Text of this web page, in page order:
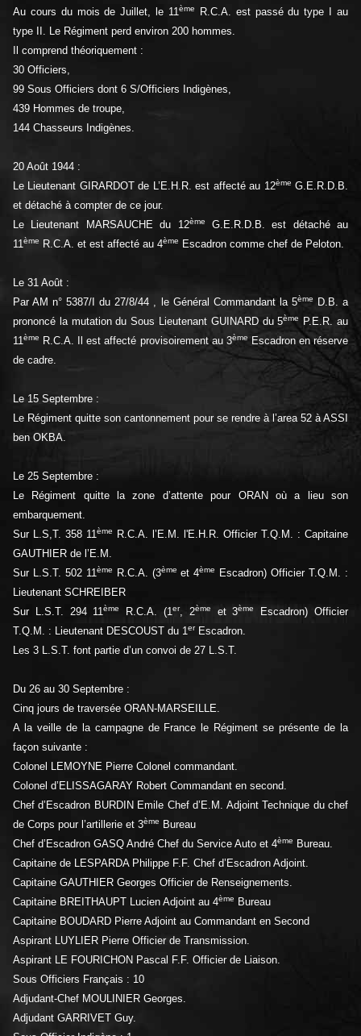
Au cours du mois de Juillet, le 11ème
R.C.A. est passé du type I au
type II. Le Régiment perd environ 200 hommes.
Il comprend théoriquement :
30 Officiers,
99 Sous Officiers dont 6 S/Officiers Indigènes,
439 Hommes de troupe,
144 Chasseurs Indigènes.
20 Août 1944 :
Le Lieutenant GIRARDOT de L’E.H.R. est affecté au 12ème G.E.R.D.B.
et détaché à compter de ce jour.
Le Lieutenant MARSAUCHE du 12ème
G.E.R.D.B. est détaché au
11ème R.C.A. et est affecté au 4ème Escadron comme chef de Peloton.
Le 31 Août :
Par AM n° 5387/I du 27/8/44 , le Général Commandant la 5ème
D.B. a
prononcé la mutation du Sous Lieutenant GUINARD du 5ème
P.E.R. au
11ème R.C.A. Il est affecté provisoirement au 3èmeEscadron en réserve
de cadre.
Le 15 Septembre :
Le Régiment quitte son cantonnement pour se rendre à l’area 52 à ASSI
ben OKBA.
Le 25 Septembre :
Le Régiment quitte la zone d’attente pour ORAN où a lieu son
embarquement.
Sur L.S,T. 358 11ème
R.C.A. l’E.M. l'E.H.R. Officier T.Q.M. : Capitaine
GAUTHIER de l’E.M.
Sur L.S.T. 502 11ème R.C.A. (3ème et 4ème
Escadron) Officier T.Q.M. :
Lieutenant SCHREIBER
Sur L.S.T. 294 11ème R.C.A. (1er, 2ème et 3ème
Escadron) Officier
T.Q.M. : Lieutenant DESCOUST du 1erEscadron.
Les 3 L.S.T. font partie d’un convoi de 27 L.S.T.
Du 26 au 30 Septembre :
Cinq jours de traversée ORAN-MARSEILLE.
A la veille de la campagne de France le Régiment se présente de la
façon suivante :
Colonel LEMOYNE Pierre Colonel commandant.
Colonel d’ELISSAGARAY Robert Commandant en second.
Chef d’Escadron BURDIN Emile Chef d’E.M. Adjoint Technique du chef
de Corps pour l’artillerie et 3ème
Bureau
Chef d’Escadron GASQ André Chef du Service Auto et 4ème
Bureau.
Capitaine de LESPARDA Philippe F.F. Chef d’Escadron Adjoint.
Capitaine GAUTHIER Georges Officier de Renseignements.
Capitaine BREITHAUPT Lucien Adjoint au 4ème
Bureau
Capitaine BOUDARD Pierre Adjoint au Commandant en Second
Aspirant LUYLIER Pierre Officier de Transmission.
Aspirant LE FOURICHON Pascal F.F. Officier de Liaison.
Sous Officiers Français : 10
Adjudant-Chef MOULINIER Georges.
Adjudant GARRIVET Guy.